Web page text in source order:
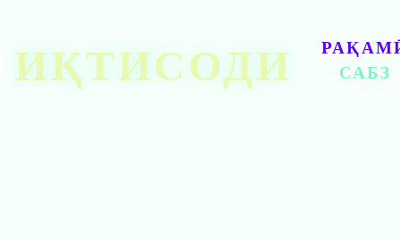
ИҚТИСОДИ
САБЗ